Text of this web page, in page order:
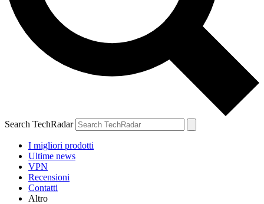
Search TechRadar
I migliori prodotti
Ultime news
VPN
Recensioni
Contatti
Altro